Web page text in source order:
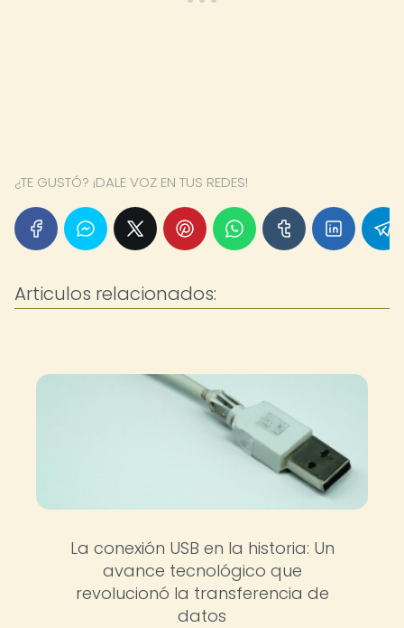
¿TE GUSTÓ? ¡DALE VOZ EN TUS REDES!
Articulos relacionados:
La conexión USB en la historia: Un
avance tecnológico que
revolucionó la transferencia de
datos